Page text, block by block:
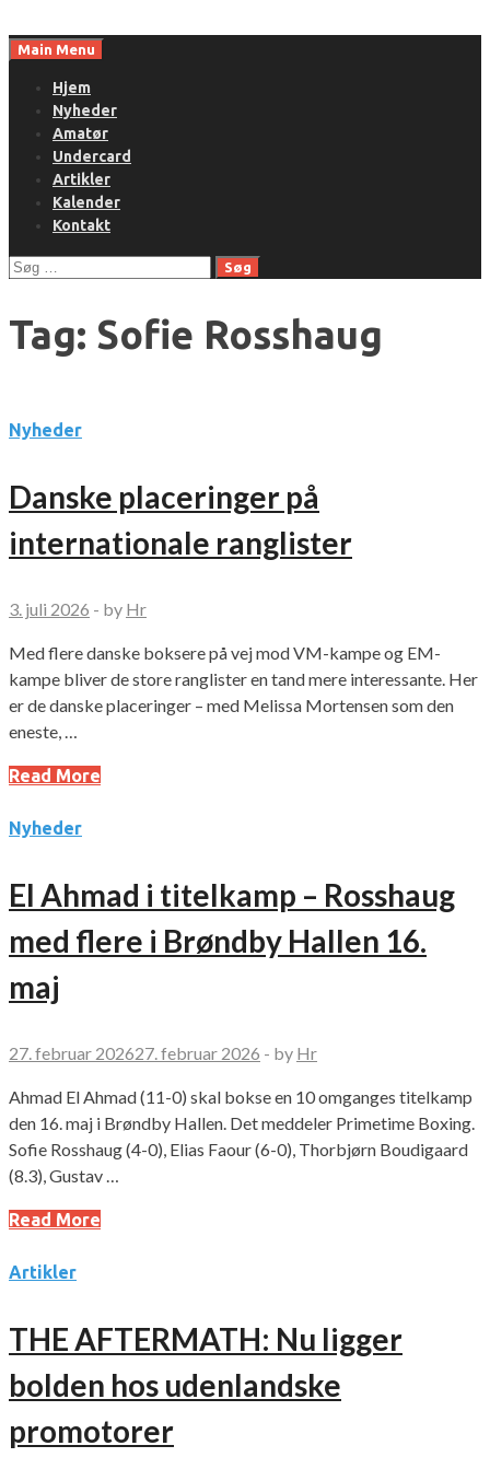
toMain Menu
Hjem
Nyheder
Amatør
Undercard
Artikler
Kalender
Kontakt
Søg
Tag: Sofie Rosshaug
Nyheder
Danske placeringer på
internationale ranglister
3. juli 2026 - by Hr
Med flere danske boksere på vej mod VM-kampe og EM-
kampe bliver de store ranglister en tand mere interessante. Her
er de danske placeringer – med Melissa Mortensen som den
eneste, …
Read More
Nyheder
El Ahmad i titelkamp – Rosshaug
med flere i Brøndby Hallen 16.
maj
27. februar 202627. februar 2026 - by Hr
Ahmad El Ahmad (11-0) skal bokse en 10 omganges titelkamp
den 16. maj i Brøndby Hallen. Det meddeler Primetime Boxing.
Sofie Rosshaug (4-0), Elias Faour (6-0), Thorbjørn Boudigaard
(8.3), Gustav …
Read More
Artikler
THE AFTERMATH: Nu ligger
bolden hos udenlandske
promotorer